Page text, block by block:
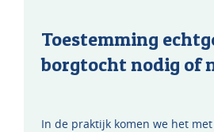
Toestemming
borgtocht nodig of
In de praktijk komen we het